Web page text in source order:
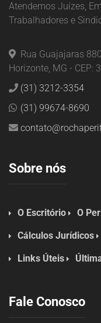
Atendemos Juízes,
Trabalhadores e
Rua Guajajaras
Horizonte, MG - CEP:
(31) 3212-3354
(31) 99674-8690
Sobre nós
O Escritório O
Cálculos Jurídicos
Links Úteis
Fale Conosco